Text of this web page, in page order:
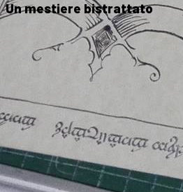
Un mestiere bistrattato